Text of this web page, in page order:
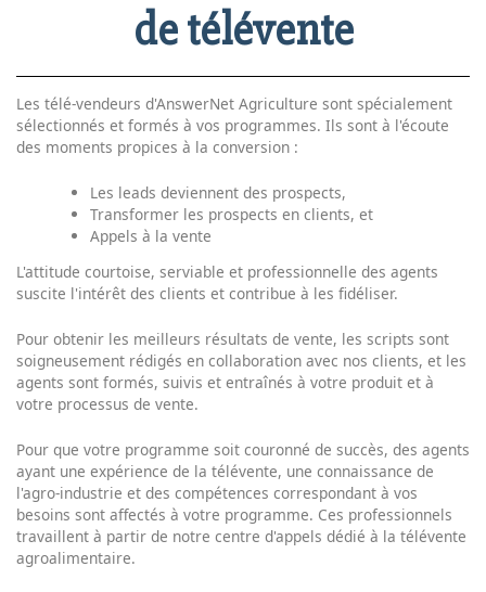
de télévente
Les télé-vendeurs d'AnswerNet Agriculture sont spécialement
sélectionnés et formés à vos programmes. Ils sont à l'écoute
des moments propices à la conversion :
Les leads deviennent des prospects,
Transformer les prospects en clients, et
Appels à la vente
L'attitude courtoise, serviable et professionnelle des agents
suscite l'intérêt des clients et contribue à les fidéliser.
Pour obtenir les meilleurs résultats de vente, les scripts sont
soigneusement rédigés en collaboration avec nos clients, et les
agents sont formés, suivis et entraînés à votre produit et à
votre processus de vente.
Pour que votre programme soit couronné de succès, des agents
ayant une expérience de la télévente, une connaissance de
l'agro-industrie et des compétences correspondant à vos
besoins sont affectés à votre programme. Ces professionnels
travaillent à partir de notre centre d'appels dédié à la télévente
agroalimentaire.